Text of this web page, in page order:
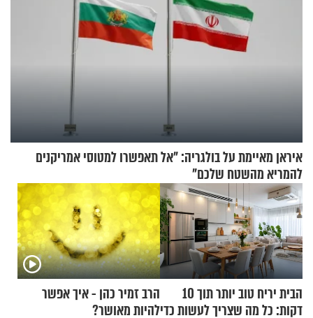
איראן מאיימת על בולגריה: "אל תאפשרו למטוסי אמריקנים
להמריא מהשטח שלכם"
הבית יריח טוב יותר תוך 10
דקות: כל מה שצריך לעשות כדי
הרב זמיר כהן - איך אפשר
להיות מאושר?